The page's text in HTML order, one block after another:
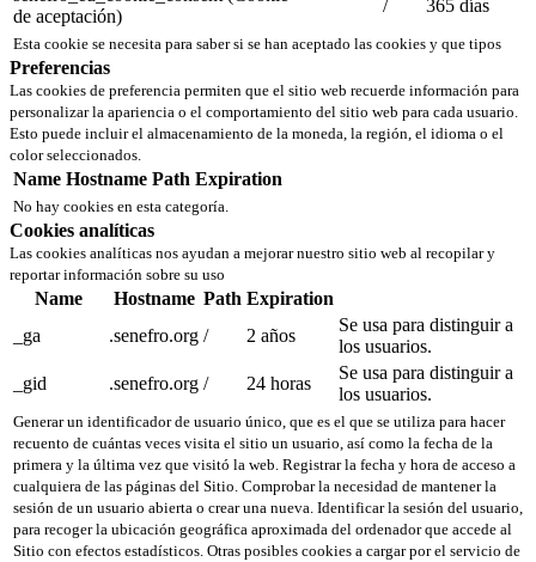
de aceptación)
/ 365 días
Esta cookie se necesita para saber si se han aceptado las cookies y que tipos
Preferencias
Las cookies de preferencia permiten que el sitio web recuerde información para
personalizar la apariencia o el comportamiento del sitio web para cada usuario.
Esto puede incluir el almacenamiento de la moneda, la región, el idioma o el
color seleccionados.
Name Hostname Path Expiration
No hay cookies en esta categoría.
Cookies analíticas
Las cookies analíticas nos ayudan a mejorar nuestro sitio web al recopilar y
reportar información sobre su uso
Name Hostname Path Expiration
_ga
.senefro.org / 2 años
Se usa para distinguir a
los usuarios.
_gid
.senefro.org / 24 horas
Se usa para distinguir a
los usuarios.
Generar un identificador de usuario único, que es el que se utiliza para hacer
recuento de cuántas veces visita el sitio un usuario, así como la fecha de la
primera y la última vez que visitó la web. Registrar la fecha y hora de acceso a
cualquiera de las páginas del Sitio. Comprobar la necesidad de mantener la
sesión de un usuario abierta o crear una nueva. Identificar la sesión del usuario,
para recoger la ubicación geográfica aproximada del ordenador que accede al
Sitio con efectos estadísticos. Otras posibles cookies a cargar por el servicio de